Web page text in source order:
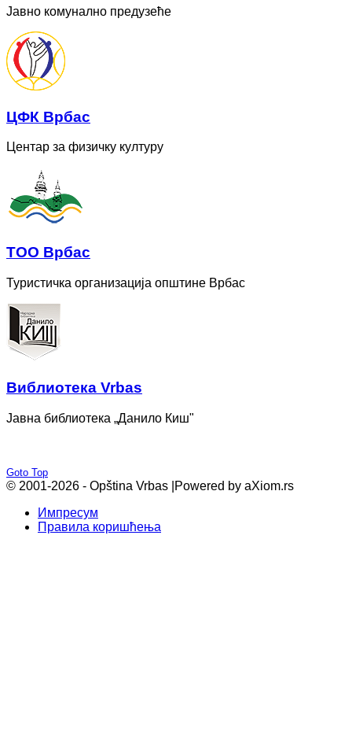
Јавно комунално предузеће
ЦФК Врбас
Центар за физичку културу
ТОО Врбас
Туристичка организација општине Врбас
Bиблиотека Vrbas
Јавна библиотека „Данило Киш"
Goto Top
© 2001-2026 - Opština Vrbas | Powered by aXiom.rs
Импресум
Правила коришћења